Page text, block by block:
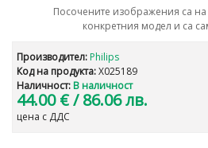
Посочените изображения са
конкретния модел и са
Производител: Philips
Код на продукта:X025189
Наличност: В наличност
44.00 €/ 86.06 лв.
цена с ДДС